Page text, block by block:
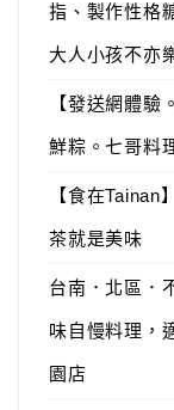
指、製作性格
大人小孩不亦
【發送網體
鮮粽。七哥料
【食在
茶就是美味
台南．北區．
味自慢料理，
園店